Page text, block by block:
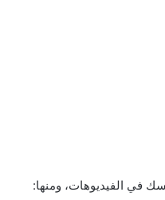
في الفيديوهات، ومنها: